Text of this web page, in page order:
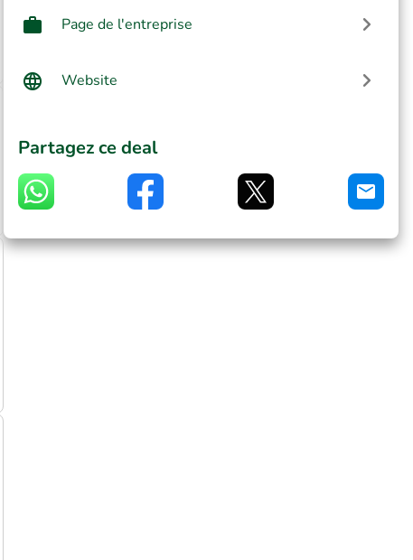
Page de l'entreprise
Website
Partagez ce deal